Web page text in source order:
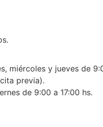
miércoles y jueves de
previa).
de 9:00 a 17:00 hs.